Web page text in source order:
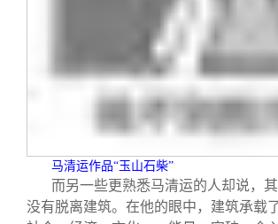
马清运作品“玉山石柴”
而另一些更熟悉马清运的人却说，
没有脱离建筑。在他的眼中，建筑承载